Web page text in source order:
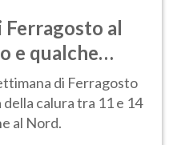
al
e qualche
di Ferragosto
calura tra 11 e 14
al Nord.